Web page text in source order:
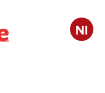
Nl